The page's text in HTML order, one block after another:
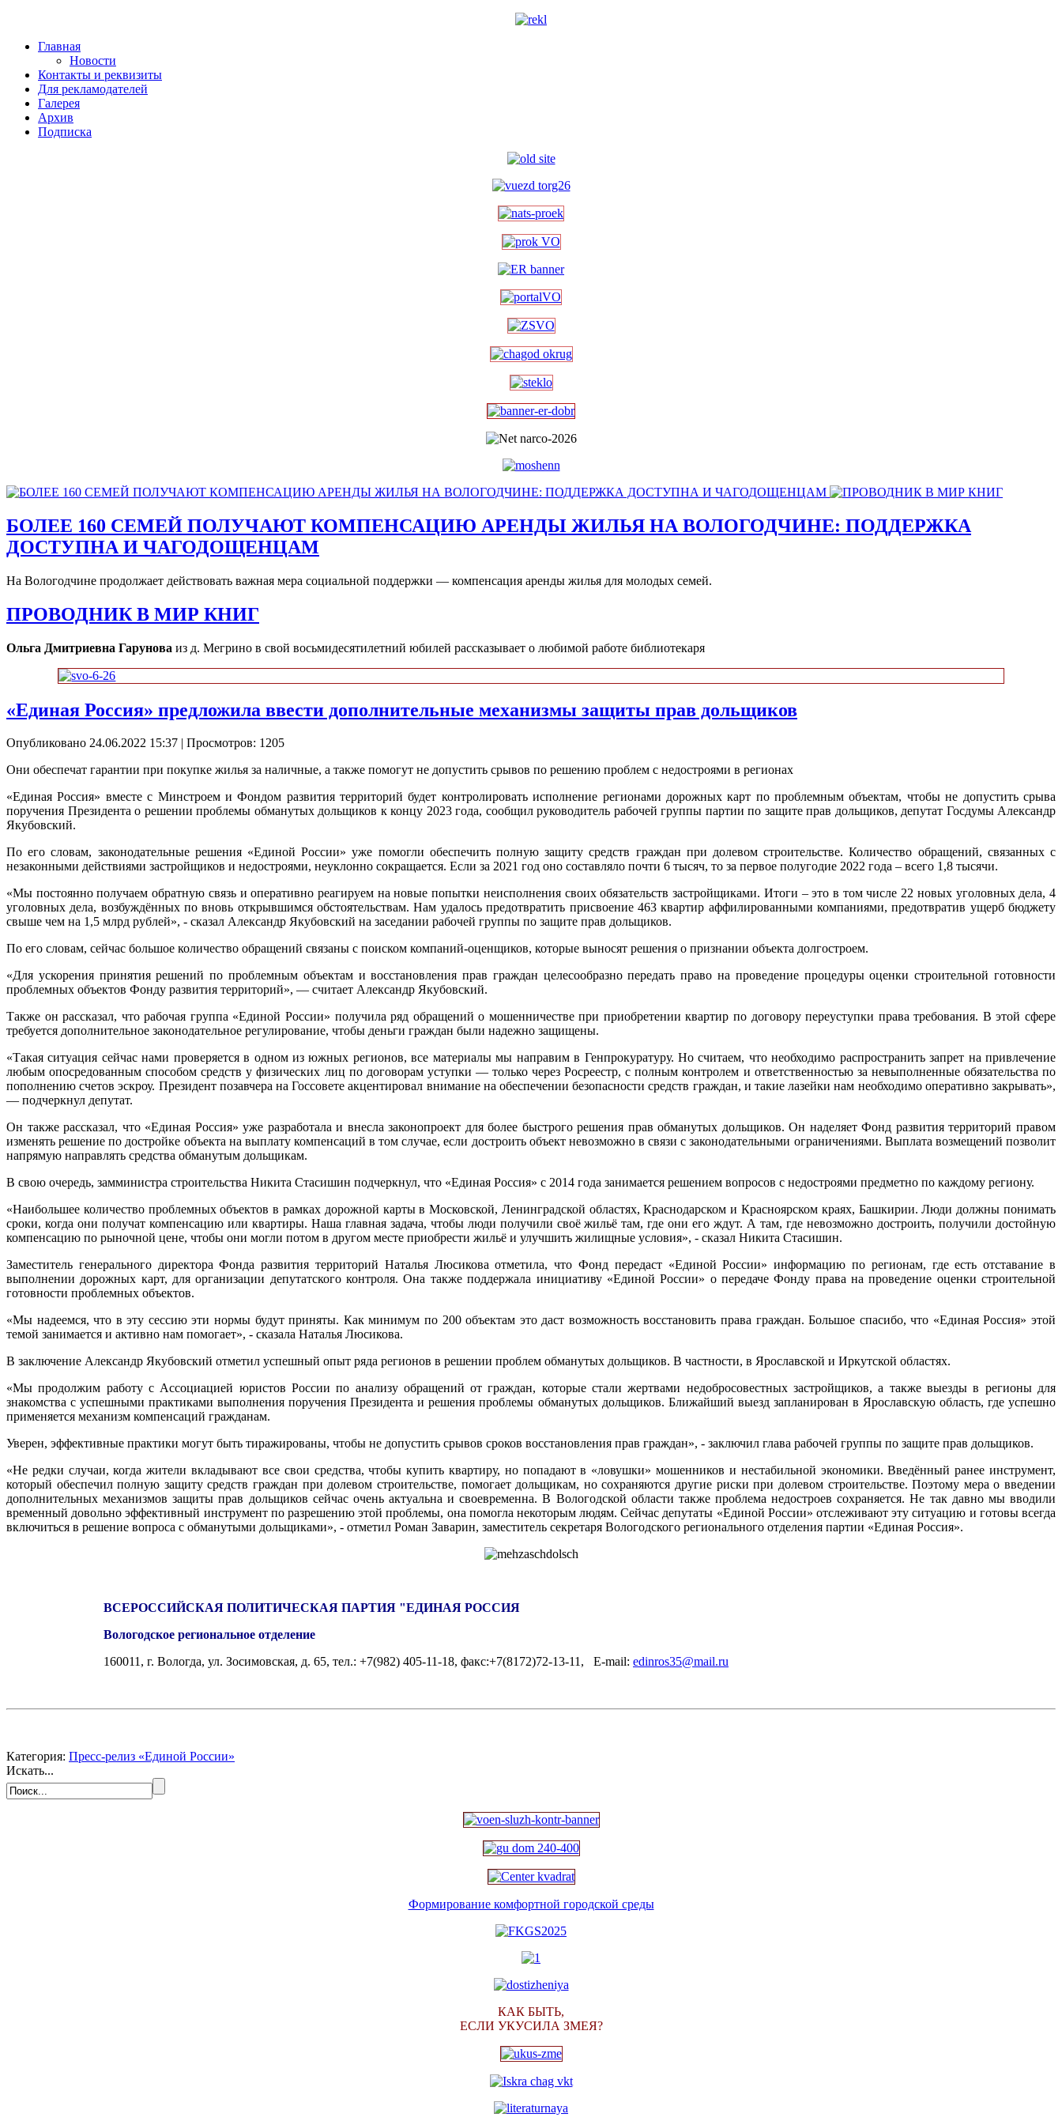
Главная
Новости
Контакты и реквизиты
Для рекламодателей
Галерея
Архив
Подписка
БОЛЕЕ 160 СЕМЕЙ ПОЛУЧАЮТ КОМПЕНСАЦИЮ АРЕНДЫ ЖИЛЬЯ НА ВОЛОГОДЧИНЕ: ПОДДЕРЖКА
ДОСТУПНА И ЧАГОДОЩЕНЦАМ
На Вологодчине продолжает действовать важная мера социальной поддержки — компенсация аренды жилья для молодых семей.
ПРОВОДНИК В МИР КНИГ
Ольга Дмитриевна Гарунова из д. Мегрино в свой восьмидесятилетний юбилей рассказывает о любимой работе библиотекаря
«Единая Россия» предложила ввести дополнительные механизмы защиты прав дольщиков
Опубликовано 24.06.2022 15:37 | Просмотров: 1205
Они обеспечат гарантии при покупке жилья за наличные, а также помогут не допустить срывов по решению проблем с недостроями в регионах
«Единая Россия» вместе с Минстроем и Фондом развития территорий будет контролировать исполнение регионами дорожных карт по проблемным объектам, чтобы не допустить срыва
поручения Президента о решении проблемы обманутых дольщиков к концу 2023 года, сообщил руководитель рабочей группы партии по защите прав дольщиков, депутат Госдумы Александр
Якубовский.
По его словам, законодательные решения «Единой России» уже помогли обеспечить полную защиту средств граждан при долевом строительстве. Количество обращений, связанных с
незаконными действиями застройщиков и недостроями, неуклонно сокращается. Если за 2021 год оно составляло почти 6 тысяч, то за первое полугодие 2022 года – всего 1,8 тысячи.
«Мы постоянно получаем обратную связь и оперативно реагируем на новые попытки неисполнения своих обязательств застройщиками. Итоги – это в том числе 22 новых уголовных дела, 4
уголовных дела, возбуждённых по вновь открывшимся обстоятельствам. Нам удалось предотвратить присвоение 463 квартир аффилированными компаниями, предотвратив ущерб бюджету
свыше чем на 1,5 млрд рублей», - сказал Александр Якубовский на заседании рабочей группы по защите прав дольщиков.
По его словам, сейчас большое количество обращений связаны с поиском компаний-оценщиков, которые выносят решения о признании объекта долгостроем.
«Для ускорения принятия решений по проблемным объектам и восстановления прав граждан целесообразно передать право на проведение процедуры оценки строительной готовности
проблемных объектов Фонду развития территорий», — считает Александр Якубовский.
Также он рассказал, что рабочая группа «Единой России» получила ряд обращений о мошенничестве при приобретении квартир по договору переуступки права требования. В этой сфере
требуется дополнительное законодательное регулирование, чтобы деньги граждан были надежно защищены.
«Такая ситуация сейчас нами проверяется в одном из южных регионов, все материалы мы направим в Генпрокуратуру. Но считаем, что необходимо распространить запрет на привлечение
любым опосредованным способом средств у физических лиц по договорам уступки — только через Росреестр, с полным контролем и ответственностью за невыполненные обязательства по
пополнению счетов эскроу. Президент позавчера на Госсовете акцентировал внимание на обеспечении безопасности средств граждан, и такие лазейки нам необходимо оперативно закрывать»,
— подчеркнул депутат.
Он также рассказал, что «Единая Россия» уже разработала и внесла законопроект для более быстрого решения прав обманутых дольщиков. Он наделяет Фонд развития территорий правом
изменять решение по достройке объекта на выплату компенсаций в том случае, если достроить объект невозможно в связи с законодательными ограничениями. Выплата возмещений позволит
напрямую направлять средства обманутым дольщикам.
В свою очередь, замминистра строительства Никита Стасишин подчеркнул, что «Единая Россия» с 2014 года занимается решением вопросов с недостроями предметно по каждому региону.
«Наибольшее количество проблемных объектов в рамках дорожной карты в Московской, Ленинградской областях, Краснодарском и Красноярском краях, Башкирии. Люди должны понимать
сроки, когда они получат компенсацию или квартиры. Наша главная задача, чтобы люди получили своё жильё там, где они его ждут. А там, где невозможно достроить, получили достойную
компенсацию по рыночной цене, чтобы они могли потом в другом месте приобрести жильё и улучшить жилищные условия», - сказал Никита Стасишин.
Заместитель генерального директора Фонда развития территорий Наталья Люсикова отметила, что Фонд передаст «Единой России» информацию по регионам, где есть отставание в
выполнении дорожных карт, для организации депутатского контроля. Она также поддержала инициативу «Единой России» о передаче Фонду права на проведение оценки строительной
готовности проблемных объектов.
«Мы надеемся, что в эту сессию эти нормы будут приняты. Как минимум по 200 объектам это даст возможность восстановить права граждан. Большое спасибо, что «Единая Россия» этой
темой занимается и активно нам помогает», - сказала Наталья Люсикова.
В заключение Александр Якубовский отметил успешный опыт ряда регионов в решении проблем обманутых дольщиков. В частности, в Ярославской и Иркутской областях.
«Мы продолжим работу с Ассоциацией юристов России по анализу обращений от граждан, которые стали жертвами недобросовестных застройщиков, а также выезды в регионы для
знакомства с успешными практиками выполнения поручения Президента и решения проблемы обманутых дольщиков. Ближайший выезд запланирован в Ярославскую область, где успешно
применяется механизм компенсаций гражданам.
Уверен, эффективные практики могут быть тиражированы, чтобы не допустить срывов сроков восстановления прав граждан», - заключил глава рабочей группы по защите прав дольщиков.
«Не редки случаи, когда жители вкладывают все свои средства, чтобы купить квартиру, но попадают в «ловушки» мошенников и нестабильной экономики. Введённый ранее инструмент,
который обеспечил полную защиту средств граждан при долевом строительстве, помогает дольщикам, но сохраняются другие риски при долевом строительстве. Поэтому мера о введении
дополнительных механизмов защиты прав дольщиков сейчас очень актуальна и своевременна. В Вологодской области также проблема недостроев сохраняется. Не так давно мы вводили
временный довольно эффективный инструмент по разрешению этой проблемы, она помогла некоторым людям. Сейчас депутаты «Единой России» отслеживают эту ситуацию и готовы всегда
включиться в решение вопроса с обманутыми дольщиками», - отметил Роман Заварин, заместитель секретаря Вологодского регионального отделения партии «Единая Россия».
ВСЕРОССИЙСКАЯ ПОЛИТИЧЕСКАЯ ПАРТИЯ "ЕДИНАЯ РОССИЯ
Вологодское региональное отделение
160011, г. Вологда, ул. Зосимовская, д. 65, тел.: +7(982) 405-11-18, факс:+7(8172)72-13-11, E-mail: edinros35@mail.ru
Категория: Пресс-релиз «Единой России»
Искать...
Формирование комфортной городской среды
КАК БЫТЬ,
ЕСЛИ УКУСИЛА ЗМЕЯ?